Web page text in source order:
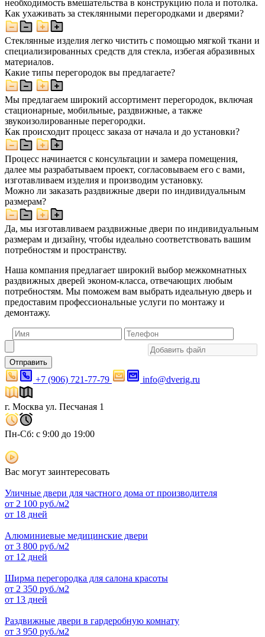
необходимость вмешательства в конструкцию пола и потолка.
Как ухаживать за стеклянными перегородками и дверями?
Стеклянные изделия легко чистить с помощью мягкой ткани и
специализированных средств для стекла, избегая абразивных
материалов.
Какие типы перегородок вы предлагаете?
Мы предлагаем широкий ассортимент перегородок, включая
стационарные, мобильные, раздвижные, а также
звукоизолированные перегородки.
Как происходит процесс заказа от начала и до установки?
Процесс начинается с консультации и замера помещения,
далее мы разрабатываем проект, согласовываем его с вами,
изготавливаем изделия и производим установку.
Можно ли заказать раздвижные двери по индивидуальным
размерам?
Да, мы изготавливаем раздвижные двери по индивидуальным
размерам и дизайну, чтобы идеально соответствовать вашим
потребностям и пространству.
Наша компания предлагает широкий выбор межкомнатных
раздвижных дверей эконом-класса, отвечающих любым
потребностям. Мы поможем вам выбрать идеальную дверь и
предоставим профессиональные услуги по монтажу и
демонтажу.
Отправить
+7 (906) 721-77-79 info@dverig.ru
г. Москва ул. Песчаная 1
Пн-Сб: с 9:00 до 19:00
Вас могут заинтересовать
Уличные двери для частного дома от производителя
от 2 100 руб./м2
от 18 дней
Алюминиевые медицинские двери
от 3 800 руб./м2
от 12 дней
Ширма перегородка для салона красоты
от 2 350 руб./м2
от 13 дней
Раздвижные двери в гардеробную комнату
от 3 950 руб./м2